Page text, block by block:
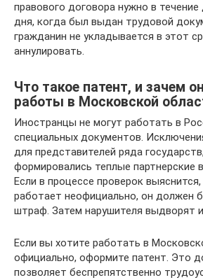
правового договора нужно в течение
дня, когда был выдан трудовой
гражданин не укладывается в этот
аннулировать.
Что такое патент, и зачем
работы в Московской
Иностранцы не могут работать в
специальных документов.
для представителей ряда
формировались теплые партнерские
Если в процессе проверок
работает неофициально, он должен
штраф. Затем нарушителя выдворят
Если вы хотите работать в
официально, оформите патент. Это
позволяет беспрепятственно